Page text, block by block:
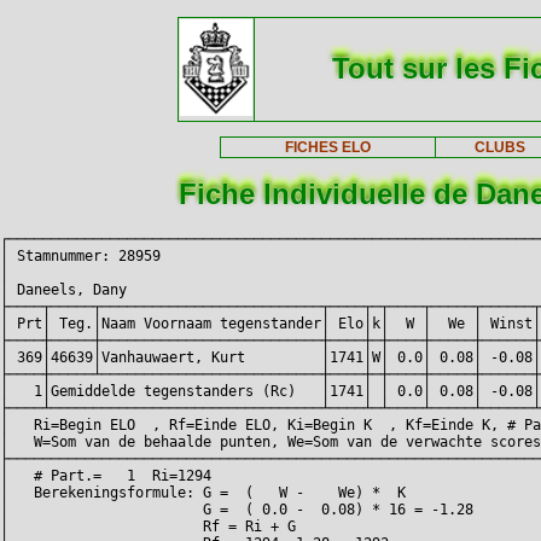
Tout sur les
FICHES ELO CLUBS
Fiche Individuelle de
│ Stamnummer: 28959
│ Daneels, Dany
│ Prt│ Teg.│Naam Voornaam tegenstander│ Elo│k│
│ 369│46639│Vanhauwaert, Kurt         │1741│W│ 0.0│ 0.08│ -
│   1│Gemiddelde tegenstanders (Rc)   │1741│ │
│   Ri=Begin ELO  , Rf=Einde ELO, Ki=Begin K  ,
│   W=Som van de behaalde punten, We=Som van
│   # Part.=   1  Ri=1294
│   Berekeningsformule: G =  (   W -    We) *
│                       G =  ( 0.0 -  0.08) * 16 = -
│                       Rf = Ri + G